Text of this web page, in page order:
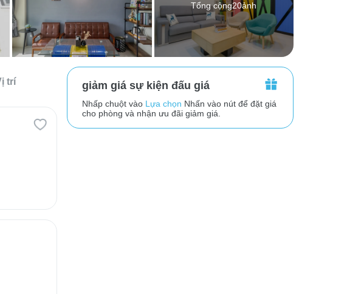
Tổng cộng20ảnh
trí giảm giá sự kiện đấu giá
Nhấp chuột vàoLựa chọn Nhấn vào nút để đặt giá
cho phòng và nhận ưu đãi giảm giá.